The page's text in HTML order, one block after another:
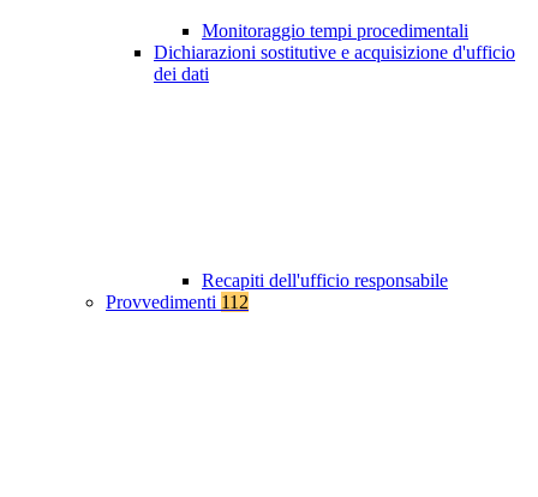
Monitoraggio tempi procedimentali
Dichiarazioni sostitutive e acquisizione d'ufficio
dei dati
Recapiti dell'ufficio responsabile
Provvedimenti 112